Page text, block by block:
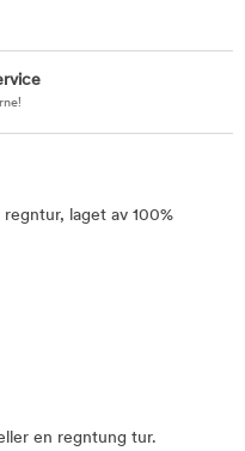
laget av 100%
en regntung tur.